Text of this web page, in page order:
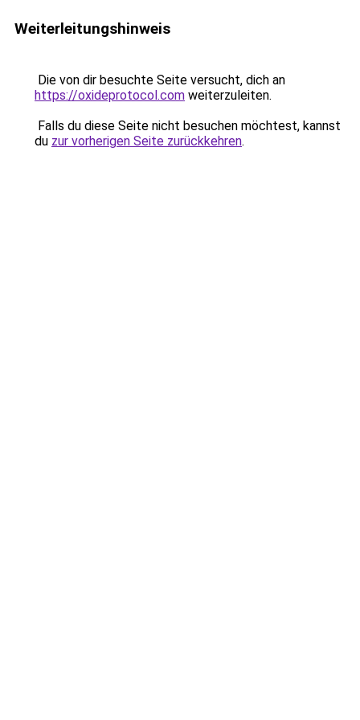
Weiterleitungshinweis
Die von dir besuchte Seite versucht, dich an
https://oxideprotocol.com weiterzuleiten.
Falls du diese Seite nicht besuchen möchtest, kannst
du zur vorherigen Seite zurückkehren.